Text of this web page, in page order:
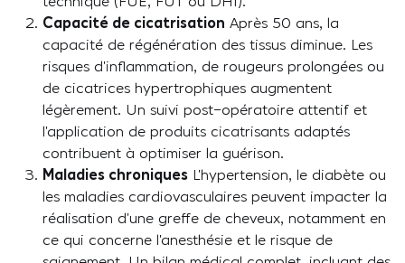
Capacité de cicatrisation Après 50 ans, la
capacité de régénération des tissus diminue. Les
risques d’inflammation, de rougeurs prolongées ou
de cicatrices hypertrophiques augmentent
légèrement. Un suivi post-opératoire attentif et
l’application de produits cicatrisants adaptés
contribuent à optimiser la guérison.
Maladies chroniques L’hypertension, le diabète ou
les maladies cardiovasculaires peuvent impacter la
réalisation d’une greffe de cheveux, notamment en
ce qui concerne l’anesthésie et le risque de